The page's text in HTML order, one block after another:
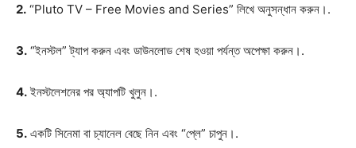
2. “Pluto TV – Free Movies and Series” লিখে অনুসন্ধান করুন।.
3. “ইনস্টল” ট্যাপ করুন এবং ডাউনলোড শেষ হওয়া পর্যন্ত অপেক্ষা করুন।.
4.ইনস্টলেশনের পর অ্যাপটি খুলুন।.
5. একটি সিনেমা বা চ্যানেল বেছে নিন এবং “প্লে” চাপুন।.